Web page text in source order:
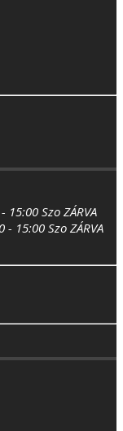
15:00 Szo ZÁRVA
- 15:00 Szo ZÁRVA